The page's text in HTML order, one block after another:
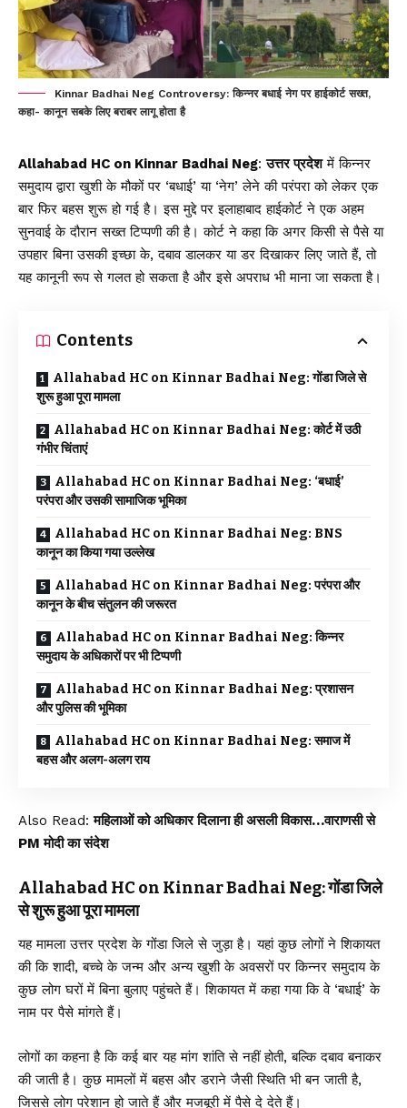
Kinnar Badhai Neg Controversy: किन्नर बधाई नेग पर हाईकोर्ट सख्त,
कहा- कानून सबके लिए बराबर लागू होता है
Allahabad HC on Kinnar Badhai Neg:उत्तर प्रदेशमें किन्नर
समुदाय द्वारा खुशी के मौकों पर ‘बधाई’ या ‘नेग’ लेने की परंपरा को लेकर एक
बार फिर बहस शुरू हो गई है। इस मुद्दे पर इलाहाबाद हाईकोर्ट ने एक अहम
सुनवाई के दौरान सख्त टिप्पणी की है। कोर्ट ने कहा कि अगर किसी से पैसे या
उपहार बिना उसकी इच्छा के, दबाव डालकर या डर दिखाकर लिए जाते हैं, तो
यह कानूनी रूप से गलत हो सकता है और इसे अपराध भी माना जा सकता है।
Contents
Allahabad HC on Kinnar Badhai Neg: गोंडा जिले से
शुरू हुआ पूरा मामला
Allahabad HC on Kinnar Badhai Neg: कोर्ट में उठी
गंभीर चिंताएं
Allahabad HC on Kinnar Badhai Neg: ‘बधाई’
परंपरा और उसकी सामाजिक भूमिका
Allahabad HC on Kinnar Badhai Neg: BNS
कानून का किया गया उल्लेख
Allahabad HC on Kinnar Badhai Neg: परंपरा और
कानून के बीच संतुलन की जरूरत
Allahabad HC on Kinnar Badhai Neg: किन्नर
समुदाय के अधिकारों पर भी टिप्पणी
Allahabad HC on Kinnar Badhai Neg: प्रशासन
और पुलिस की भूमिका
Allahabad HC on Kinnar Badhai Neg: समाज में
बहस और अलग-अलग राय
Also Read:महिलाओं को अधिकार दिलाना ही असली विकास…वाराणसी से
PM मोदी का संदेश
Allahabad HC on Kinnar Badhai Neg: गोंडा जिले
से शुरू हुआ पूरा मामला
यह मामला उत्तर प्रदेश के गोंडा जिले से जुड़ा है। यहां कुछ लोगों ने शिकायत
की कि शादी, बच्चे के जन्म और अन्य खुशी के अवसरों पर किन्नर समुदाय के
कुछ लोग घरों में बिना बुलाए पहुंचते हैं। शिकायत में कहा गया कि वे ‘बधाई’ के
नाम पर पैसे मांगते हैं।
लोगों का कहना है कि कई बार यह मांग शांति से नहीं होती, बल्कि दबाव बनाकर
की जाती है। कुछ मामलों में बहस और डराने जैसी स्थिति भी बन जाती है,
जिससे लोग परेशान हो जाते हैं और मजबूरी में पैसे दे देते हैं।